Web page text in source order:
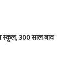
स्कूल, 300 साल बाद